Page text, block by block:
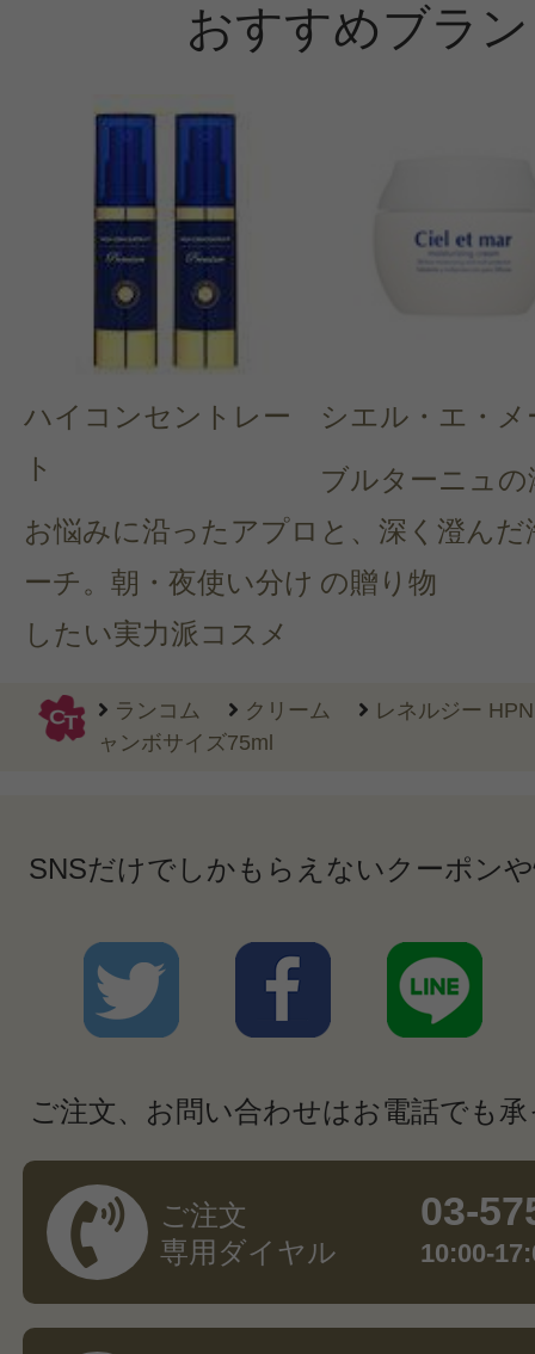
おすすめブラ
ハイコンセントレー
ト
お悩みに沿ったアプロ
ーチ。朝・夜使い分け
したい実力派コスメ
シエル・エ・メ
ブルターニュの
と、深く澄んだ
の贈り物
ランコム クリーム
レネルジー
ャンボサイズ75ml
SNSだけでしかもらえないクーポン
ご注文、お問い合わせはお電話でも
ご注文
専用ダイヤル
03-
10:00-